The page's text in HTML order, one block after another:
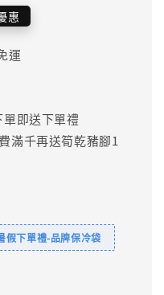
惠
運
即送下單禮
滿千再送筍乾豬腳1
假下單禮-品牌保冷袋